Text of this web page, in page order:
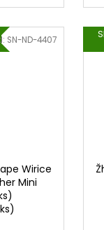
Wirice
Mini
SN-ND-4407